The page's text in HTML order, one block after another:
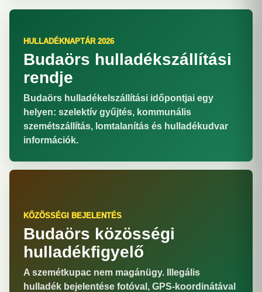
HULLADÉKNAPTÁR 2026
Budaörs hulladékszállítási
rendje
Budaörs hulladékelszállítási időpontjai egy
helyen: szelektív gyűjtés, kommunális
szemétszállítás, lomtalanítás és hulladékudvar
információk.
KÖZÖSSÉGI BEJELENTÉS
Budaörs közösségi
hulladékfigyelő
A szemétkupac nem magánügy. Illegális
hulladék bejelentése fotóval, GPS-koordinátával